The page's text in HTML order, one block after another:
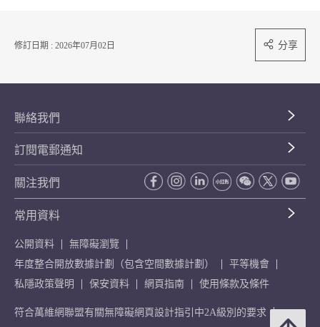
修訂日期 : 2026年07月02日 分享
聯絡我們
訂閱電郵通知
關注我們
常用資料
公開資料
無障礙瀏覽
年度整合開放數據計劃（包含空間數據計劃）
平等機會
私隱政策聲明
保安資料 網頁指南 使用條款及條件
符合萬維網聯盟有關無障礙網頁設計指引中2A級別的要求